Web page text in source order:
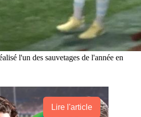
l'un des sauvetages de l'année en
Lire l'article